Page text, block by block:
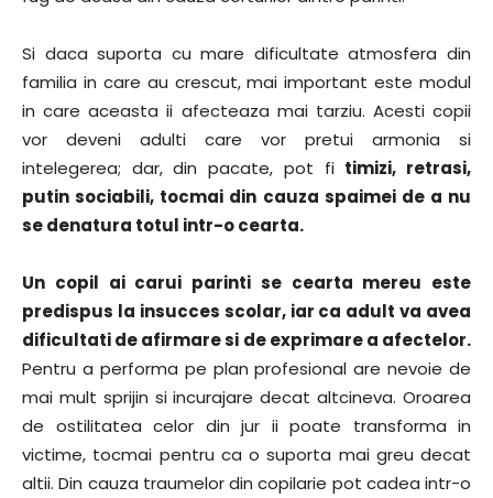
Si daca suporta cu mare dificultate atmosfera din
familia in care au crescut, mai important este modul
in care aceasta ii afecteaza mai tarziu. Acesti copii
vor deveni adulti care vor pretui armonia si
intelegerea; dar, din pacate, pot fi timizi, retrasi,
putin sociabili, tocmai din cauza spaimei de a nu
se denatura totul intr-o cearta.
Un copil ai carui parinti se cearta mereu este
predispus la insucces scolar, iar ca adult va avea
dificultati de afirmare si de exprimare a afectelor.
Pentru a performa pe plan profesional are nevoie de
mai mult sprijin si incurajare decat altcineva. Oroarea
de ostilitatea celor din jur ii poate transforma in
victime, tocmai pentru ca o suporta mai greu decat
altii. Din cauza traumelor din copilarie pot cadea intr-o